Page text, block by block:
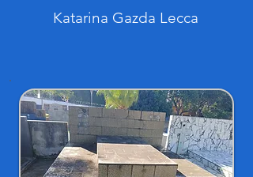
Katarina Gazda Lecca